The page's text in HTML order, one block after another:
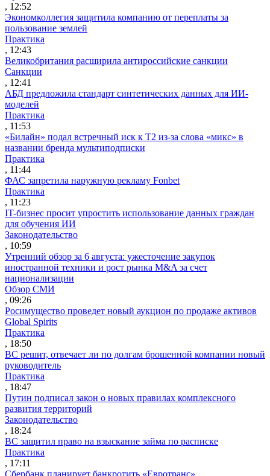
, 12:52
Экономколлегия защитила компанию от переплаты за
пользование землей
Практика
, 12:43
Великобритания расширила антироссийские санкции
Санкции
, 12:41
АБД предложила стандарт синтетических данных для ИИ-
моделей
Практика
, 11:53
«Билайн» подал встречный иск к Т2 из-за слова «микс» в
названии бренда мультиподписки
Практика
, 11:44
ФАС запретила наружную рекламу Fonbet
Практика
, 11:23
IT-бизнес просит упростить использование данных граждан
для обучения ИИ
Законодательство
, 10:59
Утренний обзор за 6 августа: ужесточение закупок
иностранной техники и рост рынка M&A за счет
национализации
Обзор СМИ
, 09:26
Росимущество проведет новый аукцион по продаже активов
Global Spirits
Практика
, 18:50
ВС решит, отвечает ли по долгам брошенной компании новый
руководитель
Практика
, 18:47
Путин подписал закон о новых правилах комплексного
развития территорий
Законодательство
, 18:24
ВС защитил право на взыскание займа по расписке
Практика
, 17:11
Сбербанк планирует банкротить «Евротранс»